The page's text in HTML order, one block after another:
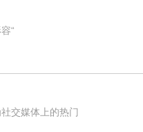
“
交媒体上的热门